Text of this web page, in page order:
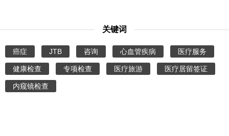
关键词
癌症 JTB 咨询 心血管疾病 医疗服务
健康检查 专项检查 医疗旅游 医疗居留签证
内窥镜检查